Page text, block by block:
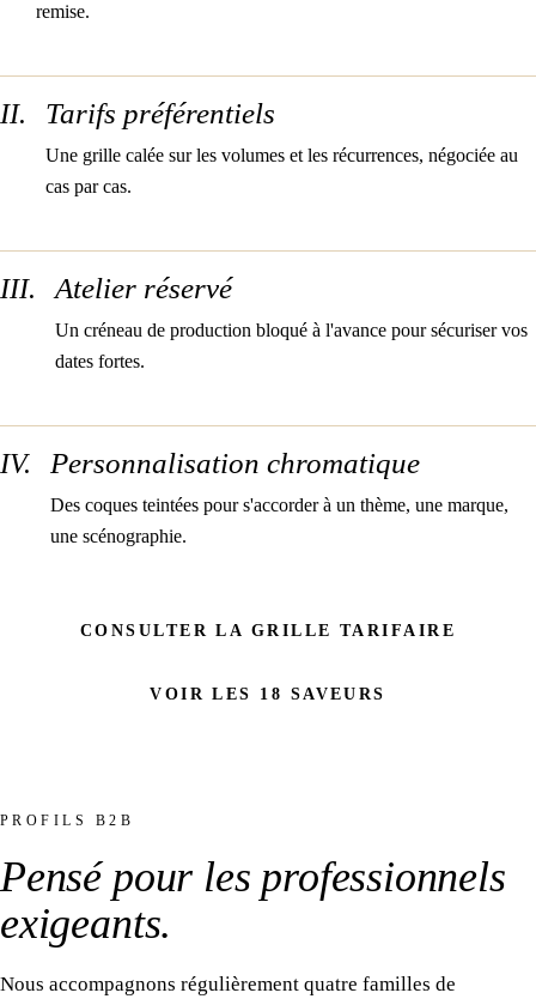
remise.
II. Tarifs préférentiels
Une grille calée sur les volumes et les récurrences, négociée au
cas par cas.
III. Atelier réservé
Un créneau de production bloqué à l'avance pour sécuriser vos
dates fortes.
IV. Personnalisation chromatique
Des coques teintées pour s'accorder à un thème, une marque,
une scénographie.
CONSULTER LA GRILLE TARIFAIRE
VOIR LES 18 SAVEURSPour vos cocktails
PROFILS B2B
Pensé pour les professionnels
exigeants.
Nous accompagnons régulièrement quatre familles de